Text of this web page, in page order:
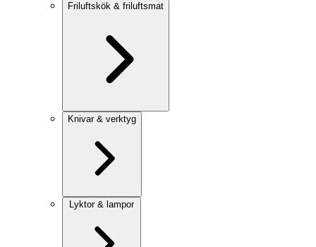
Friluftskök & friluftsmat
Knivar & verktyg
Lyktor & lampor